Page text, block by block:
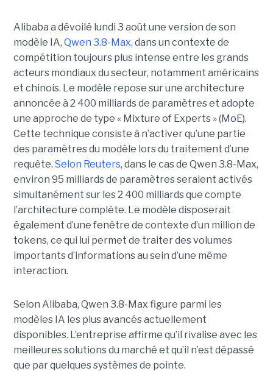
Alibaba a dévoilé lundi 3 août une version de son
modèle IA, Qwen 3.8-Max, dans un contexte de
compétition toujours plus intense entre les grands
acteurs mondiaux du secteur, notamment américains
et chinois. Le modèle repose sur une architecture
annoncée à 2 400 milliards de paramètres et adopte
une approche de type « Mixture of Experts » (MoE).
Cette technique consiste à n’activer qu’une partie
des paramètres du modèle lors du traitement d’une
requête. Selon Reuters, dans le cas de Qwen 3.8-Max,
environ 95 milliards de paramètres seraient activés
simultanément sur les 2 400 milliards que compte
l’architecture complète. Le modèle disposerait
également d’une fenêtre de contexte d’un million de
tokens, ce qui lui permet de traiter des volumes
importants d’informations au sein d’une même
interaction.
Selon Alibaba, Qwen 3.8-Max figure parmi les
modèles IA les plus avancés actuellement
disponibles. L’entreprise affirme qu’il rivalise avec les
meilleures solutions du marché et qu’il n’est dépassé
que par quelques systèmes de pointe.